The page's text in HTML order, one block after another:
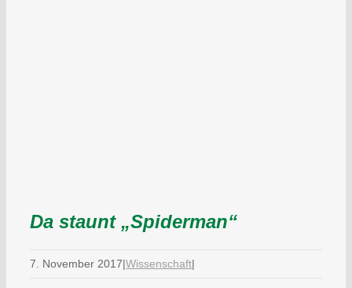
Da staunt „Spiderman“
7. November 2017|Wissenschaft|